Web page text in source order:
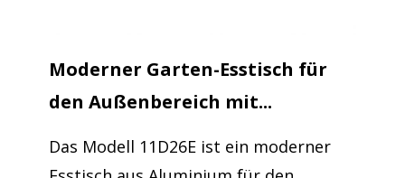
Moderner Garten-Esstisch für
den Außenbereich mit...
Das Modell 11D26E ist ein moderner